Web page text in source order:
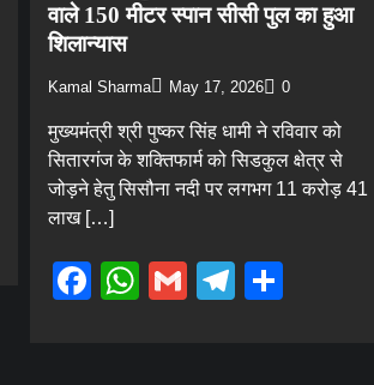
वाले 150 मीटर स्पान सीसी पुल का हुआ
शिलान्यास
Kamal Sharma May 17, 2026 0
मुख्यमंत्री श्री पुष्कर सिंह धामी ने रविवार को
सितारगंज के शक्तिफार्म को सिडकुल क्षेत्र से
जोड़ने हेतु सिसौना नदी पर लगभग 11 करोड़ 41
लाख […]
Facebook
WhatsApp
GmailTelegram